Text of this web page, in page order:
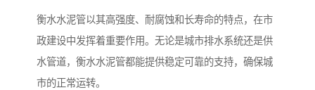
衡水水泥管以其高强度、耐腐蚀和长寿命的特点，在市
政建设中发挥着重要作用。无论是城市排水系统还是供
水管道，衡水水泥管都能提供稳定可靠的支持，确保城
市的正常运转。